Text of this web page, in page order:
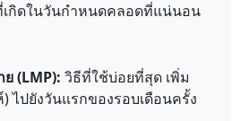
กิดในวันกำหนดคลอดที่แน่นอน
(LMP): วิธีที่ใช้บ่อยที่สุด เพิ่ม
ไปยังวันแรกของรอบเดือนครั้ง